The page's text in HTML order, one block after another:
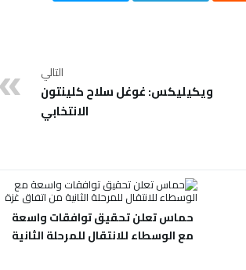
التالي
ويكيليكس: غوغل سلاح كلينتون
الانتخابي
حماس تعلن تحقيق توافقات واسعة
مع الوسطاء للانتقال للمرحلة الثانية